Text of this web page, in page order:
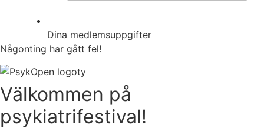
Dina medlemsuppgifter
Någonting har gått fel!
Välkommen på
psykiatrifestival!